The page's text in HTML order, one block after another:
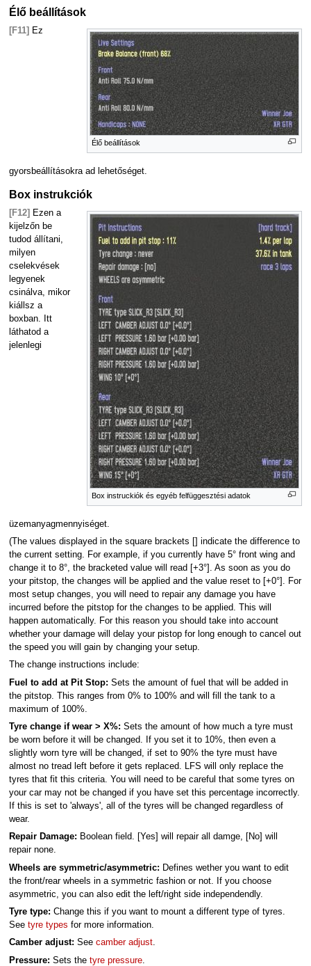
Élő beállítások
Élő beállítások
[F11] Ez
gyorsbeállításokra ad lehetőséget.
Box instrukciók
Box instruckiók és egyéb felfüggesztési adatok
[F12]
Ezen a
kijelzőn be
tudod állítani,
milyen
cselekvések
legyenek
csinálva, mikor
kiállsz a
boxban. Itt
láthatod a
jelenlegi
üzemanyagmennyiséget.
(The values displayed in the square brackets [] indicate the difference to
the current setting. For example, if you currently have 5° front wing and
change it to 8°, the bracketed value will read [+3°]. As soon as you do
your pitstop, the changes will be applied and the value reset to [+0°]. For
most setup changes, you will need to repair any damage you have
incurred before the pitstop for the changes to be applied. This will
happen automatically. For this reason you should take into account
whether your damage will delay your pistop for long enough to cancel out
the speed you will gain by changing your setup.
The change instructions include:
Fuel to add at Pit Stop: Sets the amount of fuel that will be added in
the pitstop. This ranges from 0% to 100% and will fill the tank to a
maximum of 100%.
Tyre change if wear > X%: Sets the amount of how much a tyre must
be worn before it will be changed. If you set it to 10%, then even a
slightly worn tyre will be changed, if set to 90% the tyre must have
almost no tread left before it gets replaced. LFS will only replace the
tyres that fit this criteria. You will need to be careful that some tyres on
your car may not be changed if you have set this percentage incorrectly.
If this is set to 'always', all of the tyres will be changed regardless of
wear.
Repair Damage: Boolean field. [Yes] will repair all damge, [No] will
repair none.
Wheels are symmetric/asymmetric: Defines wether you want to edit
the front/rear wheels in a symmetric fashion or not. If you choose
asymmetric, you can also edit the left/right side independendly.
Tyre type: Change this if you want to mount a different type of tyres.
See tyre types for more information.
Camber adjust: See camber adjust.
Pressure: Sets the tyre pressure.